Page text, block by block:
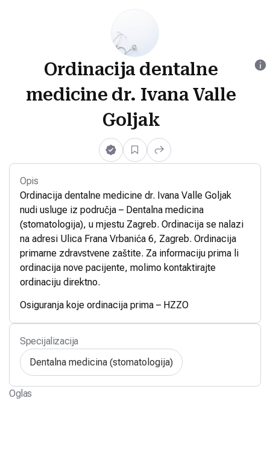
Ordinacija dentalne
medicine dr. Ivana Valle
Goljak
Opis
Ordinacija dentalne medicine dr. Ivana Valle Goljak
nudi usluge iz područja – Dentalna medicina
(stomatologija), u mjestu Zagreb. Ordinacija se nalazi
na adresi Ulica Frana Vrbanića 6, Zagreb. Ordinacija
primarne zdravstvene zaštite. Za informaciju prima li
ordinacija nove pacijente, molimo kontaktirajte
ordinaciju direktno.
Osiguranja koje ordinacija prima – HZZO
Specijalizacija
Dentalna medicina (stomatologija)
Oglas